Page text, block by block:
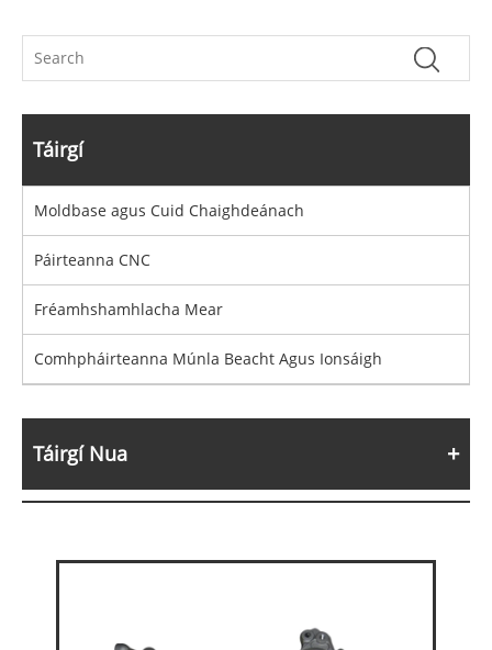
Táirgí
Moldbase agus Cuid Chaighdeánach
Páirteanna CNC
Fréamhshamhlacha Mear
Comhpháirteanna Múnla Beacht Agus Ionsáigh
Táirgí Nua